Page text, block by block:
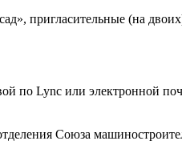
пригласительные (на
по Lync или электронной
Союза